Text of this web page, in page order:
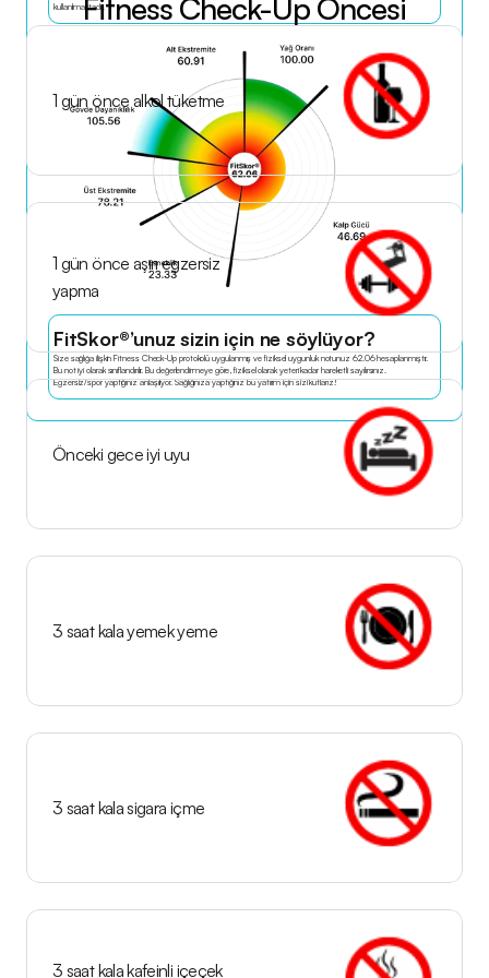
kullanılmaktadır.
FitSkor®’unuz sizin için ne söylüyor?
Size sağlığa ilişkin Fitness Check-Up protokolü uygulanmış ve fiziksel uygunluk notunuz 62.06 hesaplanmıştır.
Bu not iyi olarak sınıflandırılır. Bu değerlendirmeye göre, fiziksel olarak yeteri kadar hareketli sayılırsınız.
Egzersiz/spor yaptığınız anlaşılıyor. Sağlığınıza yaptığınız bu yatırım için sizi kutlarız!
Fitness Check-Up Öncesi
1 gün önce alkol tüketme
1 gün önce aşırı egzersiz
yapma
Önceki gece iyi uyu
3 saat kala yemek yeme
3 saat kala sigara içme
3 saat kala kafeinli içeçek